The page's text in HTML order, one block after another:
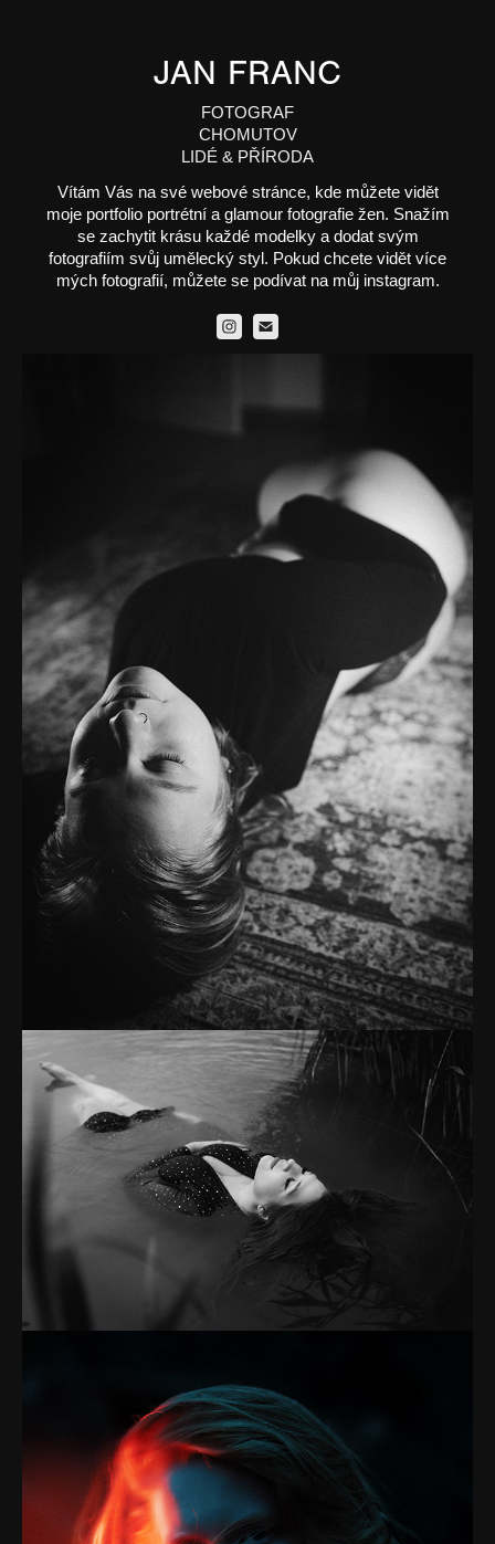
JAN FRANC
FOTOGRAF
CHOMUTOV
LIDÉ & PŘÍRODA
Vítám Vás na své webové stránce, kde můžete vidět
moje portfolio portrétní a glamour fotografie žen. Snažím
se zachytit krásu každé modelky a dodat svým
fotografiím svůj umělecký styl. Pokud chcete vidět více
mých fotografií, můžete se podívat na můj instagram.